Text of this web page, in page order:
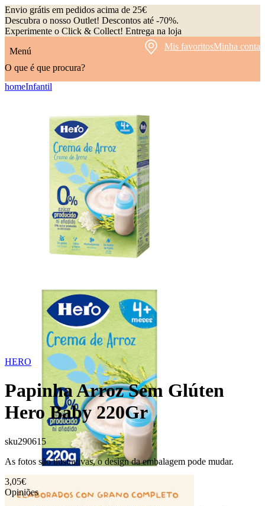
Envio grátis em pedidos acima de 25€
Descubra o nosso Outlet! Descontos até -70%.
Experimente o Click & Collect! Entrega na loja
Menú
Mis favoritosMinha conta
O que é que procura?
homeInfantil
HERO
Papinha Arroz Sem Glúten
Hero Baby 220Gr
sku290615
As fotos são ilustrativas, o design da embalagem pode mudar.
3,05€
Opiniões